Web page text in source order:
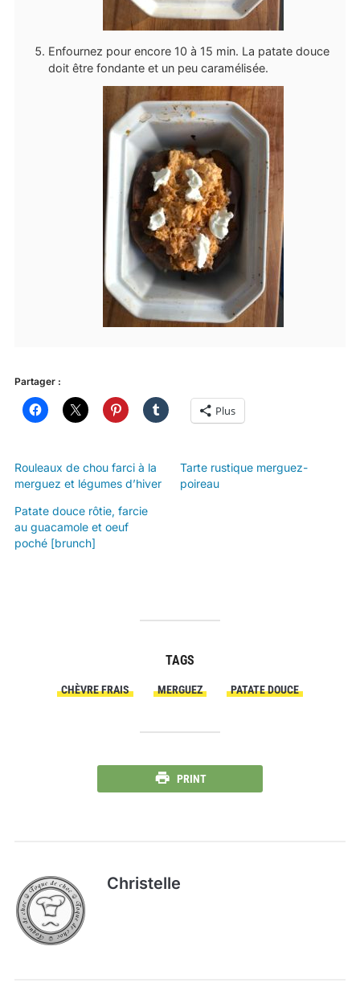
Enfournez pour encore 10 à 15 min. La patate douce
doit être fondante et un peu caramélisée.
Partager :
Plus
Rouleaux de chou farci à la
merguez et légumes d’hiver
Tarte rustique merguez-
poireau
Patate douce rôtie, farcie
au guacamole et oeuf
poché [brunch]
TAGS
CHÈVRE FRAIS MERGUEZ PATATE DOUCE
PRINT
Christelle